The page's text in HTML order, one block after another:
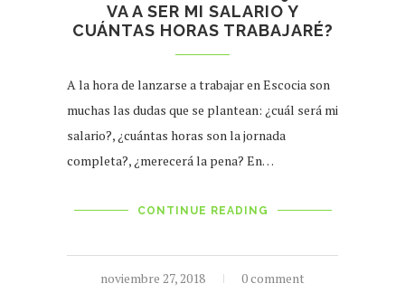
VA A SER MI SALARIO Y
CUÁNTAS HORAS TRABAJARÉ?
A la hora de lanzarse a trabajar en Escocia son
muchas las dudas que se plantean: ¿cuál será mi
salario?, ¿cuántas horas son la jornada
completa?, ¿merecerá la pena? En…
CONTINUE READING
noviembre 27, 2018 0 comment